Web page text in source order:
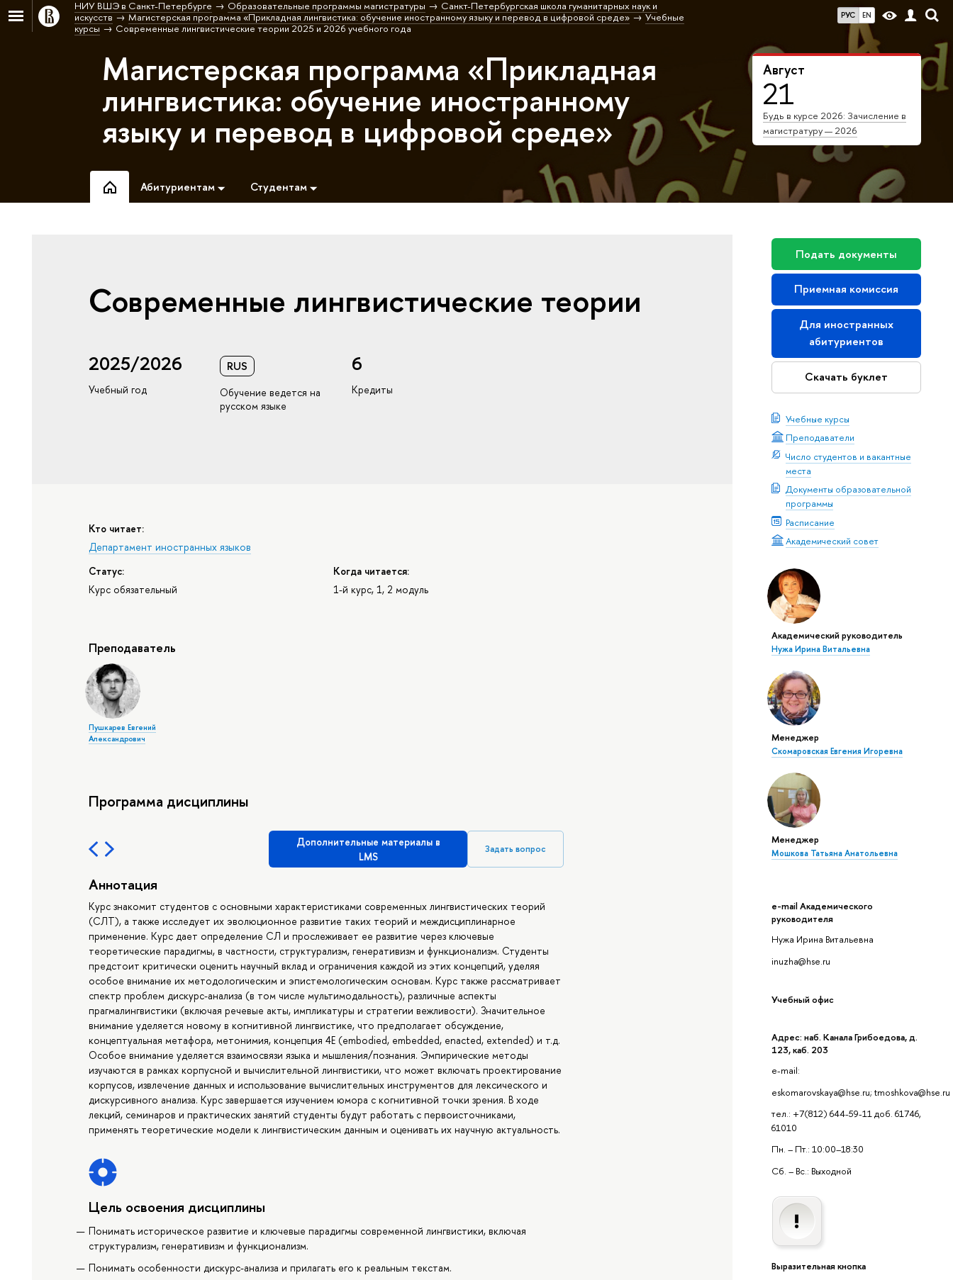
РУС EN
НИУ ВШЭ в Санкт-Петербурге Образовательные программы магистратуры
Санкт-Петербургская школа гуманитарных наук и
искусств
Магистерская программа «Прикладная лингвистика: обучение иностранному языку и перевод в цифровой среде»
Учебные
курсы
Современные лингвистические теории 2025 и 2026 учебного года
Август
21
Будь в курсе 2026: Зачисление в
магистратуру — 2026
Магистерская программа «Прикладная
лингвистика: обучение иностранному
языку и перевод в цифровой среде»
Абитуриентам Студентам
Подать документы
Приемная комиссия
Для иностранных
абитуриентов
Скачать буклет
Учебные курсы
Преподаватели
Число студентов и вакантные
места
Документы образовательной
программы
Расписание
Академический совет
Академический руководитель
Нужа Ирина Витальевна
Менеджер
Скомаровская Евгения Игоревна
Менеджер
Мошкова Татьяна Анатольевна
e-mail Академического
руководителя
Нужа Ирина Витальевна
inuzha@hse.ru
Учебный офис
Адрес: наб. Канала Грибоедова, д.
123, каб. 203
e-mail:
eskomarovskaya@hse.ru; tmoshkova@hse.ru
тел.: +7(812) 644-59-11 доб. 61746,
61010
Пн. – Пт.: 10:00–18:30
Сб. – Вс.: Выходной
Выразительная кнопка
Современные лингвистические теории
2025/2026
Учебный год
RUS
Обучение ведется на
русском языке
6
Кредиты
Кто читает:
Департамент иностранных языков
Статус:
Курс обязательный
Когда читается:
1-й курс, 1, 2 модуль
Преподаватель
Пушкарев Евгений
Александрович
Программа дисциплины
Дополнительные материалы в
LMS
Задать вопрос
Аннотация
Курс знакомит студентов с основными характеристиками современных лингвистических теорий
(СЛТ), а также исследует их эволюционное развитие таких теорий и междисциплинарное
применение. Курс дает определение СЛ и прослеживает ее развитие через ключевые
теоретические парадигмы, в частности, структурализм, генеративизм и функционализм. Студенты
предстоит критически оценить научный вклад и ограничения каждой из этих концепций, уделяя
особое внимание их методологическим и эпистемологическим основам. Курс также рассматривает
спектр проблем дискурс-анализа (в том числе мультимодальность), различные аспекты
прагмалингвистики (включая речевые акты, импликатуры и стратегии вежливости). Значительное
внимание уделяется новому в когнитивной лингвистике, что предполагает обсуждение,
концептуальная метафора, метонимия, концепция 4E (embodied, embedded, enacted, extended) и т.д.
Особое внимание уделяется взаимосвязи языка и мышления/познания. Эмпирические методы
изучаются в рамках корпусной и вычислительной лингвистики, что может включать проектирование
корпусов, извлечение данных и использование вычислительных инструментов для лексического и
дискурсивного анализа. Курс завершается изучением юмора с когнитивной точки зрения. В ходе
лекций, семинаров и практических занятий студенты будут работать с первоисточниками,
применять теоретические модели к лингвистическим данным и оценивать их научную актуальность.
Цель освоения дисциплины
Понимать историческое развитие и ключевые парадигмы современной лингвистики, включая
структурализм, генеративизм и функционализм.
Понимать особенности дискурс-анализа и прилагать его к реальным текстам.